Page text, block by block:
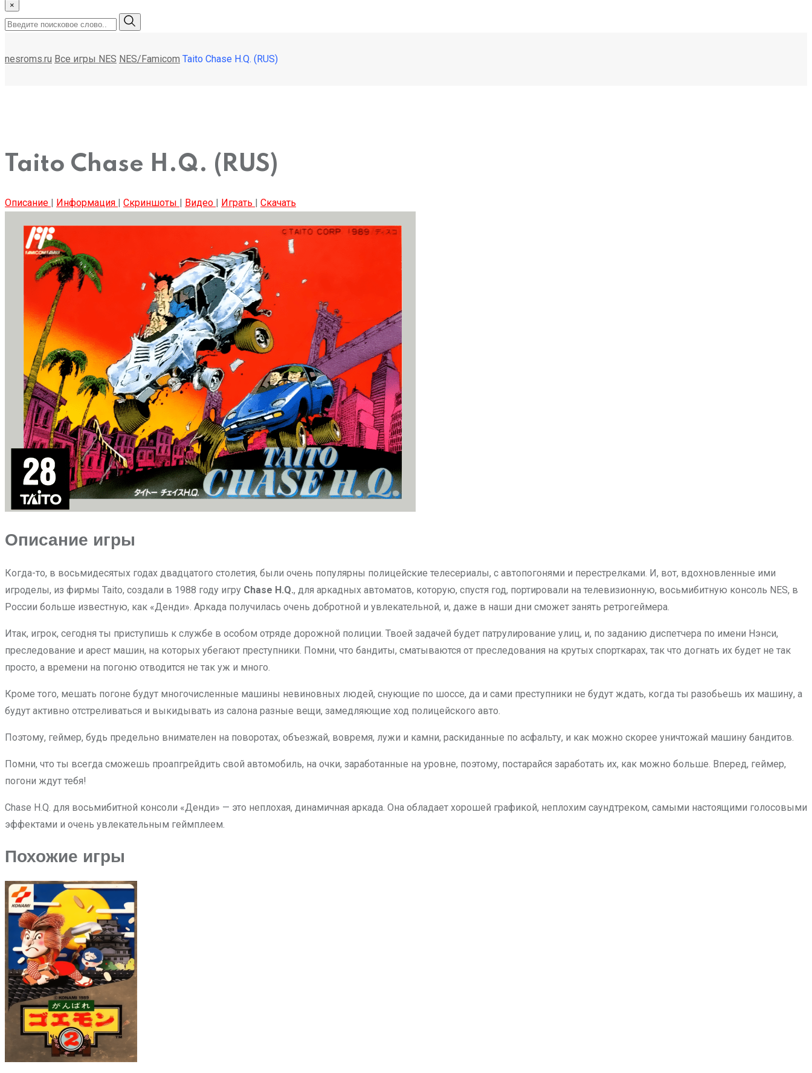
×
nesroms.ru Все игры NES NES/Famicom Taito Chase H.Q. (RUS)
Taito Chase H.Q. (RUS)
Описание | Информация | Скриншоты | Видео | Играть | Скачать
Описание игры
Когда-то, в восьмидесятых годах двадцатого столетия, были очень популярны полицейские телесериалы, с автопогонями и перестрелками. И, вот, вдохновленные ими
игроделы, из фирмы Taito, создали в 1988 году игру Chase H.Q., для аркадных автоматов, которую, спустя год, портировали на телевизионную, восьмибитную консоль NES, в
России больше известную, как «Денди». Аркада получилась очень добротной и увлекательной, и, даже в наши дни сможет занять ретрогеймера.
Итак, игрок, сегодня ты приступишь к службе в особом отряде дорожной полиции. Твоей задачей будет патрулирование улиц, и, по заданию диспетчера по имени Нэнси,
преследование и арест машин, на которых убегают преступники. Помни, что бандиты, сматываются от преследования на крутых спорткарах, так что догнать их будет не так
просто, а времени на погоню отводится не так уж и много.
Кроме того, мешать погоне будут многочисленные машины невиновных людей, снующие по шоссе, да и сами преступники не будут ждать, когда ты разобьешь их машину, а
будут активно отстреливаться и выкидывать из салона разные вещи, замедляющие ход полицейского авто.
Поэтому, геймер, будь предельно внимателен на поворотах, объезжай, вовремя, лужи и камни, раскиданные по асфальту, и как можно скорее уничтожай машину бандитов.
Помни, что ты всегда сможешь проапгрейдить свой автомобиль, на очки, заработанные на уровне, поэтому, постарайся заработать их, как можно больше. Вперед, геймер,
погони ждут тебя!
Chase H.Q. для восьмибитной консоли «Денди» — это неплохая, динамичная аркада. Она обладает хорошей графикой, неплохим саундтреком, самыми настоящими голосовыми
эффектами и очень увлекательным геймплеем.
Похожие игры